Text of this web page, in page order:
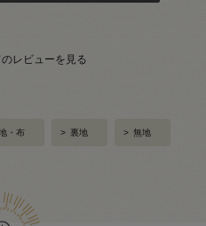
レビューを見る
・布 > 裏地 > 無地